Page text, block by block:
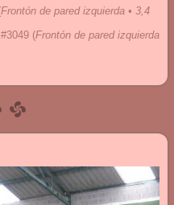
Frontón de pared izquierda • 3,4
(Frontón de pared izquierda